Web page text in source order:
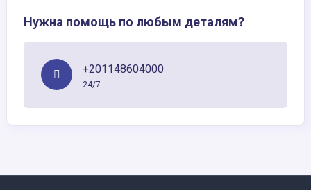
Нужна помощь по любым деталям?
+201148604000
24/7